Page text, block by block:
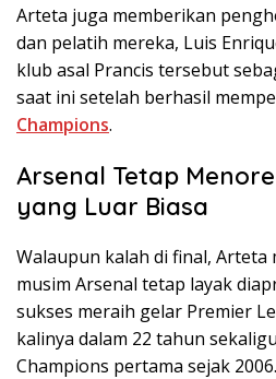
Arteta juga memberikan
dan pelatih mereka, Luis
klub asal Prancis tersebut
saat ini setelah berhasil
Champions.
Arsenal Tetap
yang Luar Biasa
Walaupun kalah di final, Arteta
musim Arsenal tetap layak
sukses meraih gelar Premier
kalinya dalam 22 tahun
Champions pertama sejak 2006.